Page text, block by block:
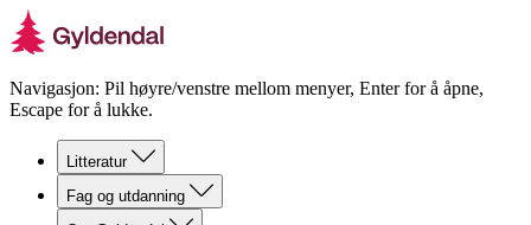
Navigasjon: Pil høyre/venstre mellom menyer, Enter for å åpne,
Escape for å lukke.
Litteratur
Fag og utdanning